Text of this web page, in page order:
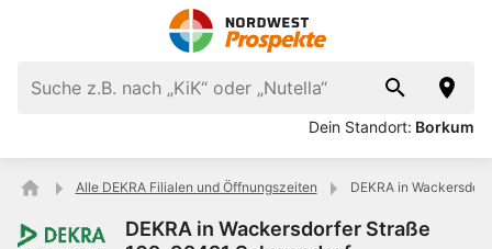
Dein Standort: Borkum
Alle DEKRA Filialen und Öffnungszeiten DEKRA in
DEKRA in Wackersdorfer Straße